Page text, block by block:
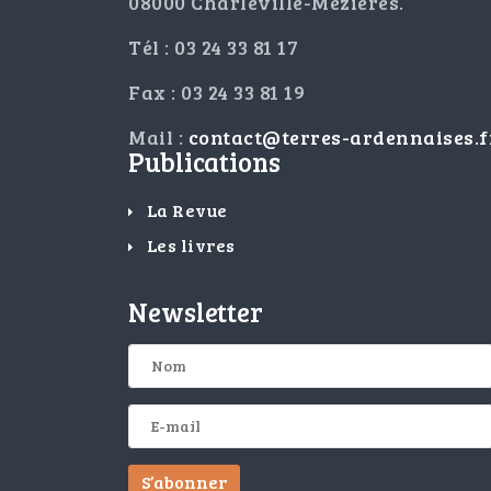
Tél : 03 24 33 81 17
Fax : 03 24 33 81 19
Mail : contact@terres-
Publications
La Revue
Les livres
Newsletter
S’abonner